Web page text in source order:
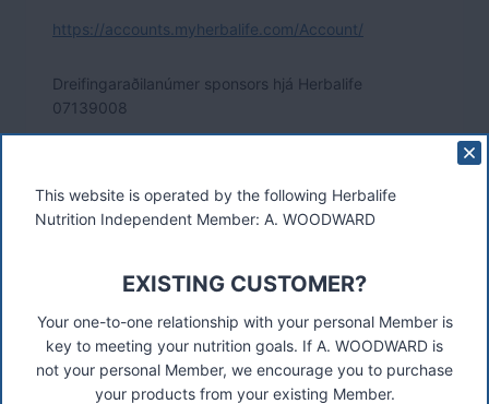
https://accounts.myherbalife.com/Account/
Dreifingaraðilanúmer sponsors hjá Herbalife
07139008
These materials were prepared by a Herbalife Independent
Distributor, Select Marketing, 68 Swan Walk, Shepperton,
This website is operated by the following Herbalife
Nutrition Independent Member: A. WOODWARD
EXISTING CUSTOMER?
Your one-to-one relationship with your personal Member is
key to meeting your nutrition goals. If A. WOODWARD is
not your personal Member, we encourage you to purchase
your products from your existing Member.